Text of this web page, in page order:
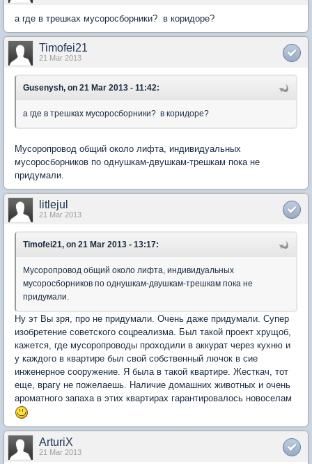
а где в трешках мусоросборники? в коридоре?
Timofei21
21 Mar 2013
Gusenysh, on 21 Mar 2013 - 11:42:
а где в трешках мусоросборники? в коридоре?
Мусоропровод общий около лифта, индивидуальных
мусоросборников по однушкам-двушкам-трешкам пока не
придумали.
litlejul
21 Mar 2013
Timofei21, on 21 Mar 2013 - 13:17:
Мусоропровод общий около лифта, индивидуальных
мусоросборников по однушкам-двушкам-трешкам пока не
придумали.
Ну эт Вы зря, про не придумали. Очень даже придумали. Супер
изобретение советского соцреализма. Был такой проект хрущоб,
кажется, где мусоропроводы проходили в аккурат через кухню и
у каждого в квартире был свой собственный лючок в сие
инженерное сооружение. Я была в такой квартире. Жесткач, тот
еще, врагу не пожелаешь. Наличие домашних животных и очень
ароматного запаха в этих квартирах гарантировалось новоселам
ArturiX
21 Mar 2013